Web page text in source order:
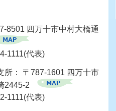
8501 四万十市中村大橋通
1111(代表)
所： 〒787-1601 四万十市
2445-2
1111(代表)